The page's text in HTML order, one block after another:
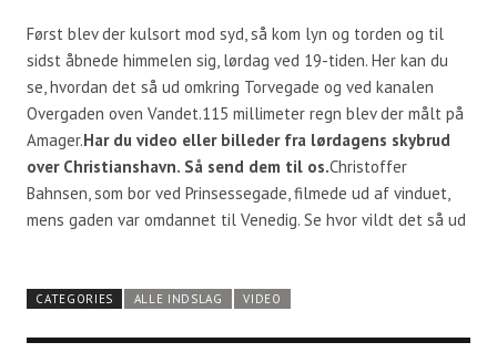
Først blev der kulsort mod syd, så kom lyn og torden og til
sidst åbnede himmelen sig, lørdag ved 19-tiden. Her kan du
se, hvordan det så ud omkring Torvegade og ved kanalen
Overgaden oven Vandet.115 millimeter regn blev der målt på
Amager.Har du video eller billeder fra lørdagens skybrud
over Christianshavn. Så send dem til os.Christoffer
Bahnsen, som bor ved Prinsessegade, filmede ud af vinduet,
mens gaden var omdannet til Venedig. Se hvor vildt det så ud
CATEGORIES ALLE INDSLAG VIDEO